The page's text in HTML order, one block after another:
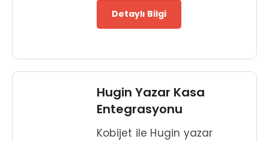
Detaylı Bilgi
Hugin Yazar Kasa
Entegrasyonu
Kobijet ile Hugin yazar